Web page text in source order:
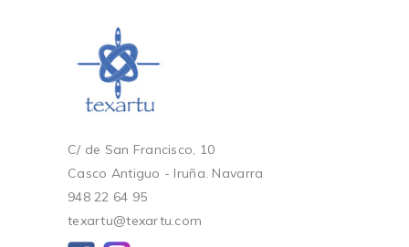
C/ de San Francisco, 10
Casco Antiguo - Iruña. Navarra
948 22 64 95
texartu@texartu.com